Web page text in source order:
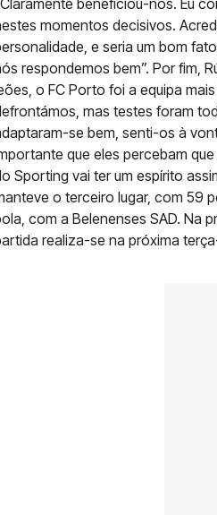
momentos decisivos.
e seria um bom
respondemos bem”. Por fim,
o FC Porto foi a equipa
mas testes foram
se bem, senti-os à
que eles percebam
Sporting vai ter um espírito
o terceiro lugar, com 59
com a Belenenses SAD. Na
realiza-se na próxima